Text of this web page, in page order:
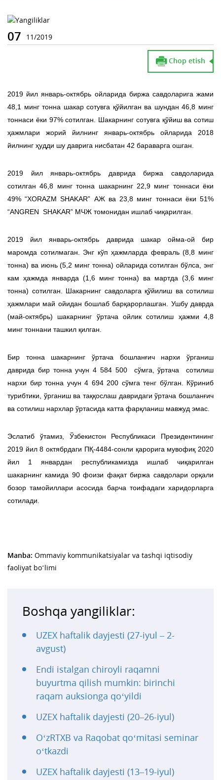
07 11/2019
Chop etish
2019 йил январь-октябрь ойларида биржа савдоларига жами
48,1 минг тонна шакар сотувга қўйилган ва шундан 46,8 минг
тоннаси ёки 97% сотилган. Шакарнинг сотувга қўйиш ва сотиш
ҳажмлари жорий йилнинг январь-октябрь ойларида 2018
йилнинг ҳудди шу даврига нисбатан 42 бараварга ошган.
2019 йил январь-октябрь даврида биржа савдоларида
сотилган 46,8 минг тонна шакарнинг 22,9 минг тоннаси ёки
49% “XORAZM SHAKAR” АЖ ва 23,8 минг тоннаси ёки 51%
“ANGREN SHAKAR” МЧЖ томонидан ишлаб чиқарилган.
2019 йил январь-октябрь даврида шакар ойма-ой бир
маромда сотилмаган. Энг кўп ҳажмларда февраль (8,8 минг
тонна) ва июнь (5,2 минг тонна) ойларида сотилган бўлса, энг
кам ҳажмда январда (1,6 минг тонна) ва мартда (3,6 минг
тонна) сотилган. Шакарнинг савдоларга қўйилиш ва сотилиш
ҳажмлари май ойидан бошлаб барқарорлашган. Ушбу даврда
(май-октябрь) шакарнинг ўртача ойлик сотилиш ҳажми 4,8
минг тоннани ташкил қилган.
Бир тонна шакарнинг ўртача бошланғич нархи ўрганиш
даврида бир тонна учун 4 584 500 сўмга, ўртача сотилиш
нархи бир тонна учун 4 694 200 сўмга тенг бўлган. Кўриниб
турибтики, ўрганиш ва таққослаш давридаги ўртача бошланғич
ва сотилиш нархлар ўртасида катта фарқланиш мавжуд эмас.
Эслатиб ўтамиз, Ўзбекистон Республикаси Президентининг
2019 йил 8 октябрдаги ПҚ-4484-сонли қарорига мувофиқ 2020
йил 1 январдан республикамизда ишлаб чиқарилган
шакарнинг камида 90 фоизи фақат биржа савдолари орқали
бозор тамойиллари асосида барча тоифадаги харидорларга
сотилади.
Manba: Ommaviy kommunikatsiyalar va tashqi iqtisodiy
faoliyat bo‘limi
Boshqa yangiliklar:
UZEX haftalik dayjesti (27-iyul – 2-
avgust)
Endi istalgan chiroyli raqamni
buyurtma qilish mumkin: birinchi
raqam auksionga qo‘yildi
UZEX haftalik dayjesti (20–26-iyul)
O‘zRTXB va Raqobat qo‘mitasi seminar
o‘tkazdi
UZEX haftalik dayjesti (13–19-iyul)